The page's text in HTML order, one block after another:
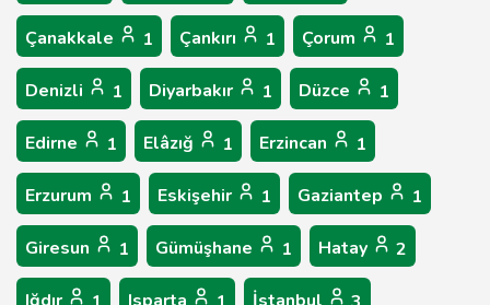
Çanakkale 1 Çankırı 1 Çorum 1
Denizli 1 Diyarbakır 1 Düzce 1
Edirne 1 Elâzığ 1 Erzincan 1
Erzurum 1 Eskişehir 1 Gaziantep 1
Giresun 1 Gümüşhane 1 Hatay 2